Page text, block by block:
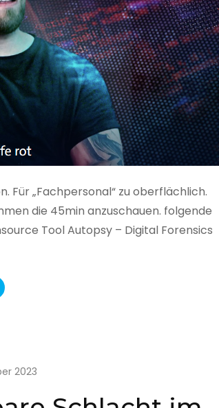
Für „Fachpersonal“ zu oberflächlich.
die 45min anzuschauen. folgende
Tool Autopsy – Digital Forensics
2023